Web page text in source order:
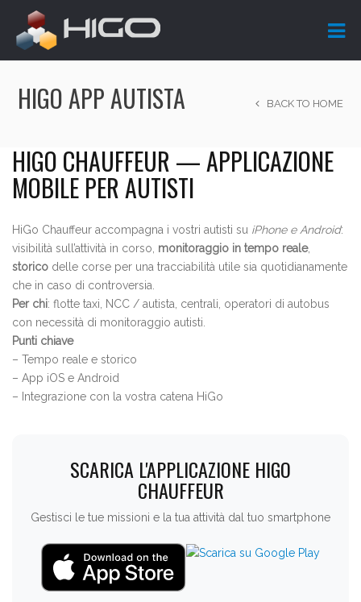
HIGO APP AUTISTA BACK TO HOME
HIGO CHAUFFEUR — APPLICAZIONE
MOBILE PER AUTISTI
HiGo Chauffeur accompagna i vostri autisti su iPhone e Android:
visibilità sull’attività in corso, monitoraggio in tempo reale,
storico delle corse per una tracciabilità utile sia quotidianamente
che in caso di controversia.
Per chi: flotte taxi, NCC / autista, centrali, operatori di autobus
con necessità di monitoraggio autisti.
Punti chiave
– Tempo reale e storico
– App iOS e Android
– Integrazione con la vostra catena HiGo
SCARICA L'APPLICAZIONE HIGO
CHAUFFEUR
Gestisci le tue missioni e la tua attività dal tuo smartphone